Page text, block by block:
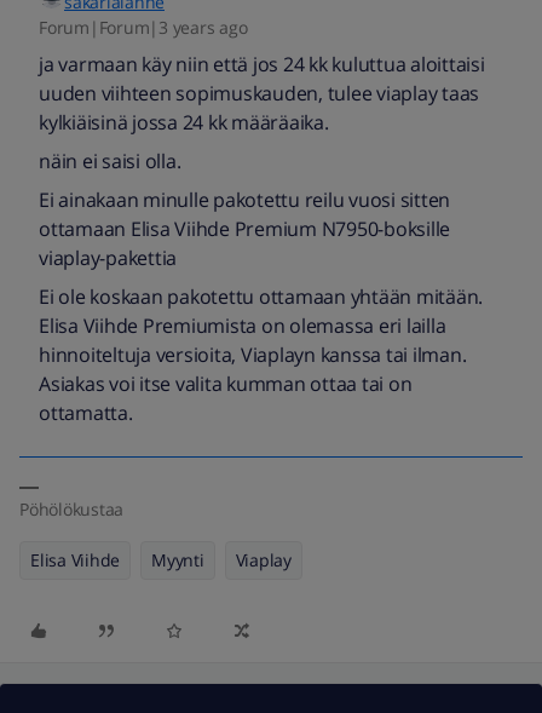
Forum|Forum|3 years ago
ja varmaan käy niin että jos 24 kk kuluttua aloittaisi
uuden viihteen sopimuskauden, tulee viaplay taas
kylkiäisinä jossa 24 kk määräaika.
näin ei saisi olla.
Ei ainakaan minulle pakotettu reilu vuosi sitten
ottamaan Elisa Viihde Premium N7950-boksille
viaplay-pakettia
Ei ole koskaan pakotettu ottamaan yhtään mitään.
Elisa Viihde Premiumista on olemassa eri lailla
hinnoiteltuja versioita, Viaplayn kanssa tai ilman.
Asiakas voi itse valita kumman ottaa tai on
ottamatta.
Pöhölökustaa
Elisa Viihde Myynti Viaplay